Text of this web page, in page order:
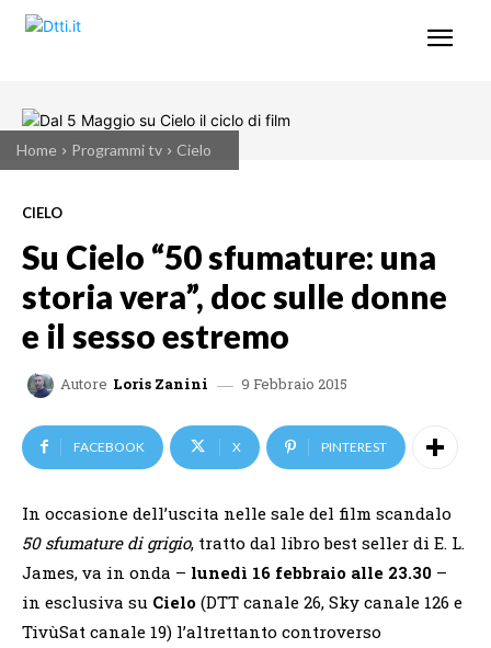
Home Programmi tv Cielo
CIELO
Su Cielo “50 sfumature: una
storia vera”, doc sulle donne
e il sesso estremo
Autore Loris Zanini 9 Febbraio 2015
FACEBOOK X PINTEREST
In occasione dell’uscita nelle sale del film scandalo
50 sfumature di grigio, tratto dal libro best seller di E. L.
James, va in onda – lunedì 16 febbraio alle 23.30 –
in esclusiva su Cielo (DTT canale 26, Sky canale 126 e
TivùSat canale 19) l’altrettanto controverso